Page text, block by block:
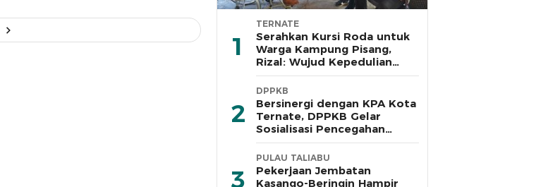
1
TERNATE
Serahkan Kursi Roda untuk
Warga Kampung Pisang,
Rizal: Wujud Kepedulian
Pemkot dan Baznas Ternate
2
DPPKB
Bersinergi dengan KPA Kota
Ternate, DPPKB Gelar
Sosialisasi Pencegahan
HIV/AIDS di SMA Pulau Hiri
3
PULAU TALIABU
Pekerjaan Jembatan
Kasango-Beringin Hampir